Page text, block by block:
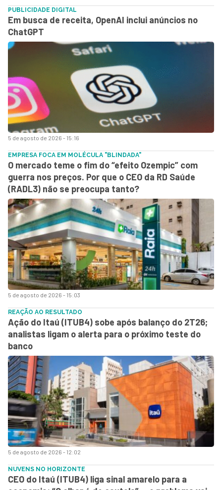
5 de agosto de 2026 - 15:16
PUBLICIDADE DIGITAL
Em busca de receita, OpenAI inclui anúncios no
ChatGPT
5 de agosto de 2026 - 15:03
EMPRESA FOCA EM MOLÉCULA "BLINDADA"
O mercado teme o fim do “efeito Ozempic” com
guerra nos preços. Por que o CEO da RD Saúde
(RADL3) não se preocupa tanto?
5 de agosto de 2026 - 12:02
REAÇÃO AO RESULTADO
Ação do Itaú (ITUB4) sobe após balanço do 2T26;
analistas ligam o alerta para o próximo teste do
banco
NUVENS NO HORIZONTE
CEO do Itaú (ITUB4) liga sinal amarelo para a